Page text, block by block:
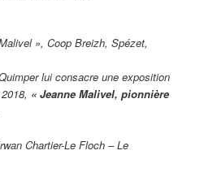
», Coop Breizh, Spézet,
lui consacre une exposition
« Jeanne Malivel, pionnière
Chartier-Le Floch – Le